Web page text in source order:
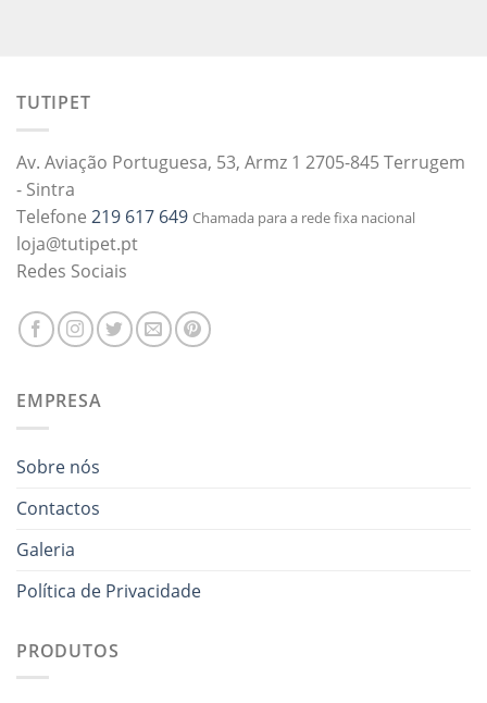
TUTIPET
Av. Aviação Portuguesa, 53, Armz 1 2705-845 Terrugem
- Sintra
Telefone 219 617 649 Chamada para a rede fixa nacional
loja@tutipet.pt
Redes Sociais
EMPRESA
Sobre nós
Contactos
Galeria
Política de Privacidade
PRODUTOS